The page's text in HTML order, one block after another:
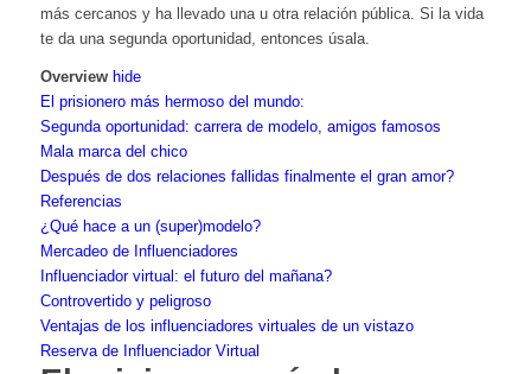
más cercanos y ha llevado una u otra relación pública. Si la vida
te da una segunda oportunidad, entonces úsala.
Overview hide
El prisionero más hermoso del mundo:
Segunda oportunidad: carrera de modelo, amigos famosos
Mala marca del chico
Después de dos relaciones fallidas finalmente el gran amor?
Referencias
¿Qué hace a un (super)modelo?
Mercadeo de Influenciadores
Influenciador virtual: el futuro del mañana?
Controvertido y peligroso
Ventajas de los influenciadores virtuales de un vistazo
Reserva de Influenciador Virtual